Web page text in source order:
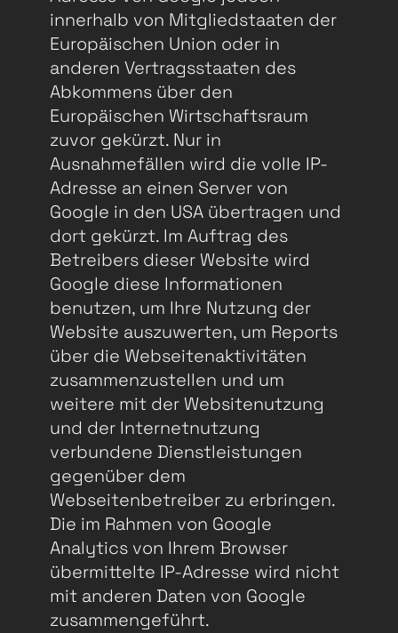
innerhalb von Mitgliedstaaten der
Europäischen Union oder in
anderen Vertragsstaaten des
Abkommens über den
Europäischen Wirtschaftsraum
zuvor gekürzt. Nur in
Ausnahmefällen wird die volle IP-
Adresse an einen Server von
Google in den USA übertragen und
dort gekürzt. Im Auftrag des
Betreibers dieser Website wird
Google diese Informationen
benutzen, um Ihre Nutzung der
Website auszuwerten, um Reports
über die Webseitenaktivitäten
zusammenzustellen und um
weitere mit der Websitenutzung
und der Internetnutzung
verbundene Dienstleistungen
gegenüber dem
Webseitenbetreiber zu erbringen.
Die im Rahmen von Google
Analytics von Ihrem Browser
übermittelte IP-Adresse wird nicht
mit anderen Daten von Google
zusammengeführt.